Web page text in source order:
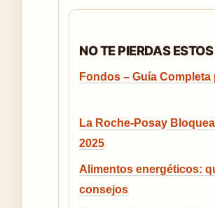
NO TE PIERDAS ESTOS
Fondos – Guía
La Roche-Posay
2025
Alimentos energéticos:
consejos